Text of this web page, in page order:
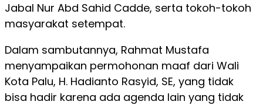
Jabal Nur Abd Sahid Cadde, serta tokoh-tokoh
masyarakat setempat.
Dalam sambutannya, Rahmat Mustafa
menyampaikan permohonan maaf dari Wali
Kota Palu, H. Hadianto Rasyid, SE, yang tidak
bisa hadir karena ada agenda lain yang tidak